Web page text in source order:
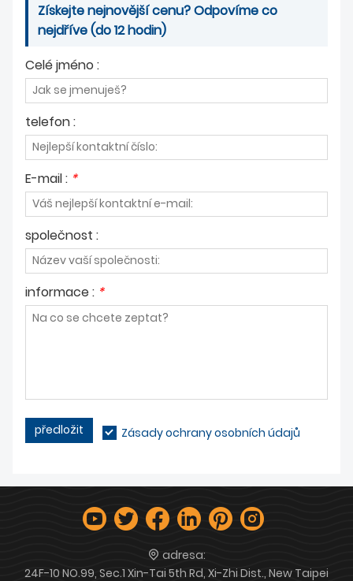
Získejte nejnovější cenu? Odpovíme co
nejdříve (do 12 hodin)
Celé jméno :
telefon :
E-mail : *
společnost :
informace : *
předložit Zásady ochrany osobních údajů
adresa:
24F-10 NO.99, Sec.1 Xin-Tai 5th Rd, Xi-Zhi Dist., New Taipei